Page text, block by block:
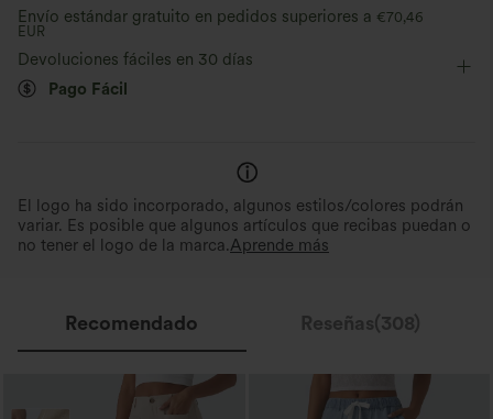
Elástico en cuatro direcciones Suave
Cintura plana Con bolsillos Fácil de poner
Cordón ajustable Casual
Skinny
Envío estándar gratuito en pedidos superiores a €70,46
EUR
Devoluciones fáciles en 30 días
Pago Fácil
El logo ha sido incorporado, algunos estilos/colores podrán
variar. Es posible que algunos artículos que recibas puedan o
no tener el logo de la marca.Aprende más
Recomendado Reseñas(308)